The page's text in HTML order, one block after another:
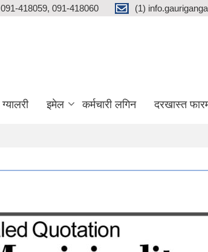
091-418059, 091-418060 (1)
ग्यालरी इमेल कर्मचारी लगिन दरखास्त